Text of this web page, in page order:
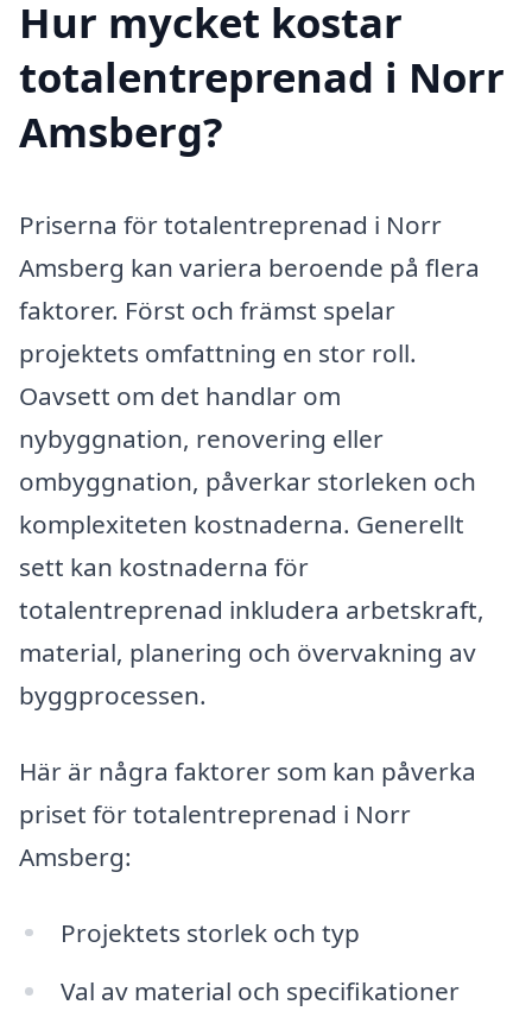
Hur mycket kostar
totalentreprenad i Norr
Amsberg?
Priserna för totalentreprenad i Norr
Amsberg kan variera beroende på flera
faktorer. Först och främst spelar
projektets omfattning en stor roll.
Oavsett om det handlar om
nybyggnation, renovering eller
ombyggnation, påverkar storleken och
komplexiteten kostnaderna. Generellt
sett kan kostnaderna för
totalentreprenad inkludera arbetskraft,
material, planering och övervakning av
byggprocessen.
Här är några faktorer som kan påverka
priset för totalentreprenad i Norr
Amsberg:
Projektets storlek och typ
Val av material och specifikationer